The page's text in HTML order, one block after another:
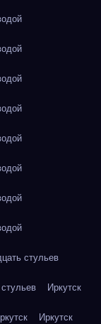
стульев
Иркутск
Иркутск